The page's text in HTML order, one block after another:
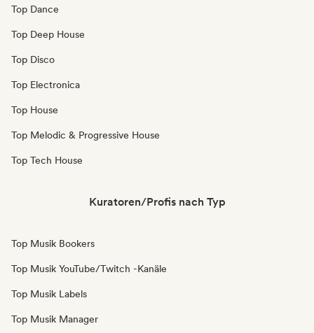
Top Dance
Top Deep House
Top Disco
Top Electronica
Top House
Top Melodic & Progressive House
Top Tech House
Kuratoren/Profis nach Typ
Top Musik Bookers
Top Musik YouTube/Twitch -Kanäle
Top Musik Labels
Top Musik Manager